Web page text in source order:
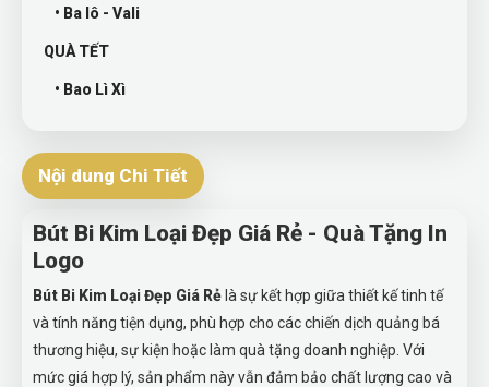
• Ba lô - Vali
QUÀ TẾT
• Bao Lì Xì
Nội dung Chi Tiết
Bút Bi Kim Loại Đẹp Giá Rẻ - Quà Tặng In
Logo
Bút Bi Kim Loại Đẹp Giá Rẻ là sự kết hợp giữa thiết kế tinh tế
và tính năng tiện dụng, phù hợp cho các chiến dịch quảng bá
thương hiệu, sự kiện hoặc làm quà tặng doanh nghiệp. Với
mức giá hợp lý, sản phẩm này vẫn đảm bảo chất lượng cao và